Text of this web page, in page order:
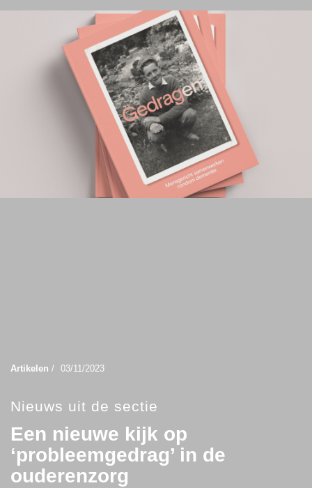
Artikelen / 03/11/2023
Nieuws uit de sectie
Een nieuwe kijk op
‘probleemgedrag’ in de
ouderenzorg